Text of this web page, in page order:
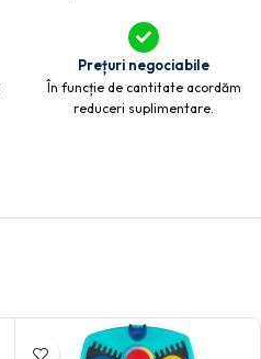
Prețuri negociabile
În funcție de cantitate acordăm
reduceri suplimentare.